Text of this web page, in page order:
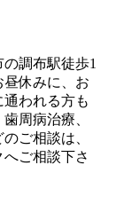
調布駅徒歩1
休みに、お
われる方も
周病治療、
ご相談は、
ご相談下さ